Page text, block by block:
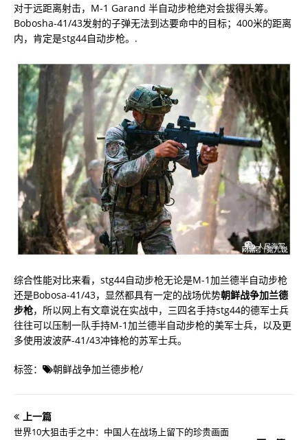
对于远距离射击，M-1 Garand 半自动步枪绝对会拔得头筹。
Bobosha-41/43发射的子弹无法到达要命中的目标；400米的距离
内，肯定是stg44自动步枪。.
综合性能对比来看，stg44自动步枪无论是M-1加兰德半自动步枪
还是Bobosa-41/43，显然都具有一定的战场优势朝鲜战争加兰德
步枪，所以网上有文章说在实战中，三四名手持stg44的德军士兵
往往可以压制一队手持M-1加兰德半自动步枪的美军士兵，以及更
多使用波波萨-41/43冲锋枪的苏军士兵。
标签： 朝鲜战争加兰德步枪/
上一篇
世界10大狙击手之中：中国人在战场上留下的珍贵画面